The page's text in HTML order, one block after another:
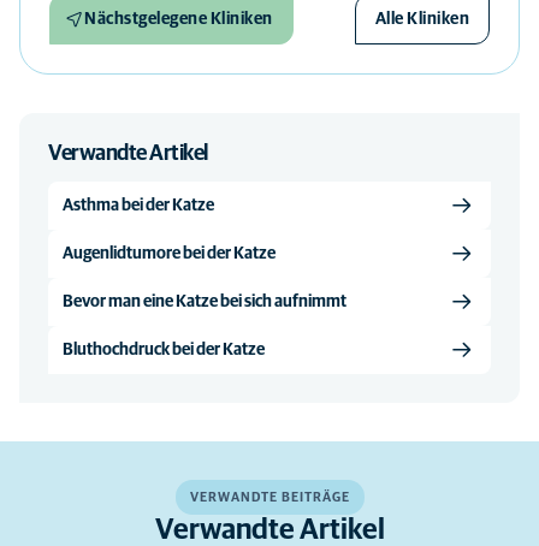
Nächstgelegene Kliniken Alle Kliniken
Verwandte Artikel
Asthma bei der Katze
Augenlidtumore bei der Katze
Bevor man eine Katze bei sich aufnimmt
Bluthochdruck bei der Katze
VERWANDTE BEITRÄGE
Verwandte Artikel